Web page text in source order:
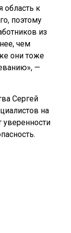
область к
поэтому
из
чем
они тоже
—
Сергей
на
уверенности